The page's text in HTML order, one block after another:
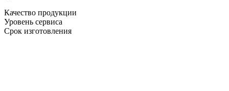
Качество продукции
Уровень сервиса
Срок изготовления